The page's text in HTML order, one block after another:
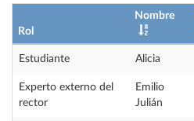
Rol
Nombre
Estudiante Alicia
Experto externo del
rector
Emilio
Julián